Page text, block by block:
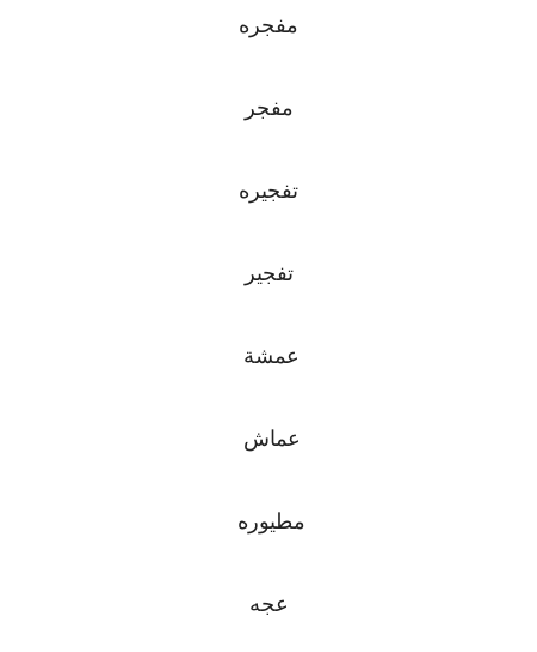
مفجره
مفجر
تفجيره
تفجير
عمشة
عماش
مطيوره
عجه